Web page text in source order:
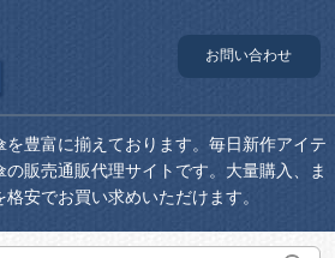
お問い合わせ
豊富に揃えております。毎日新作アイテ
の販売通販代理サイトです。大量購入、ま
安でお買い求めいただけます。